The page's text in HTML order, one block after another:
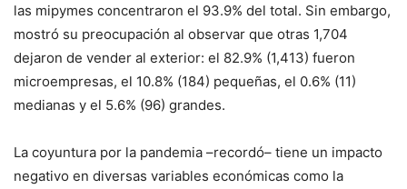
las mipymes concentraron el 93.9% del total. Sin embargo,
mostró su preocupación al observar que otras 1,704
dejaron de vender al exterior: el 82.9% (1,413) fueron
microempresas, el 10.8% (184) pequeñas, el 0.6% (11)
medianas y el 5.6% (96) grandes.
La coyuntura por la pandemia –recordó– tiene un impacto
negativo en diversas variables económicas como la